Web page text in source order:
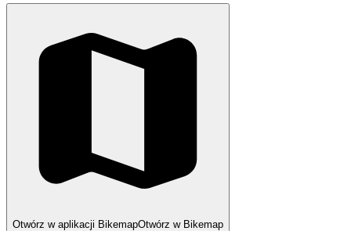
Otwórz w aplikacji BikemapOtwórz w Bikemap